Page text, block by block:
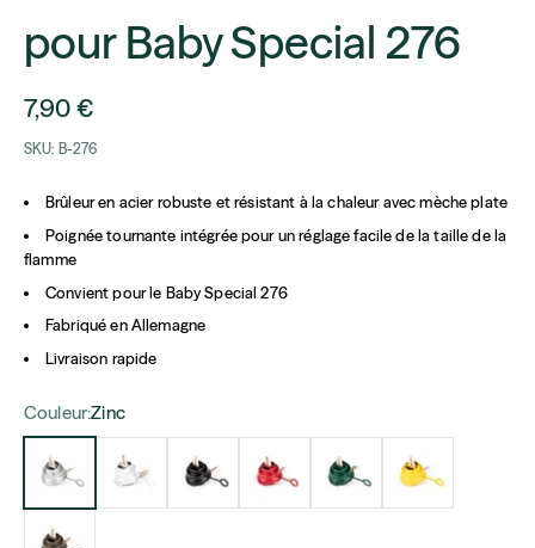
pour Baby Special 276
Prix de vente
7,90 €
SKU: B-276
Brûleur en acier robuste et résistant à la chaleur avec mèche plate
Poignée tournante intégrée pour un réglage facile de la taille de la
flamme
Convient pour le Baby Special 276
Fabriqué en Allemagne
Livraison rapide
Couleur:Zinc
Zinc
Pure White Jet Black Ruby Red Moss GreenSignal Yellow
Olive